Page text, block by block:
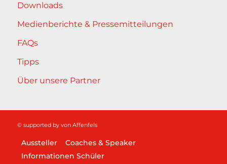
Downloads
Medienberichte & Pressemitteilungen
FAQs
Tipps
Über unsere Partner
© supported by von Affenfels
Aussteller
Coaches & Speaker
Informationen Schüler